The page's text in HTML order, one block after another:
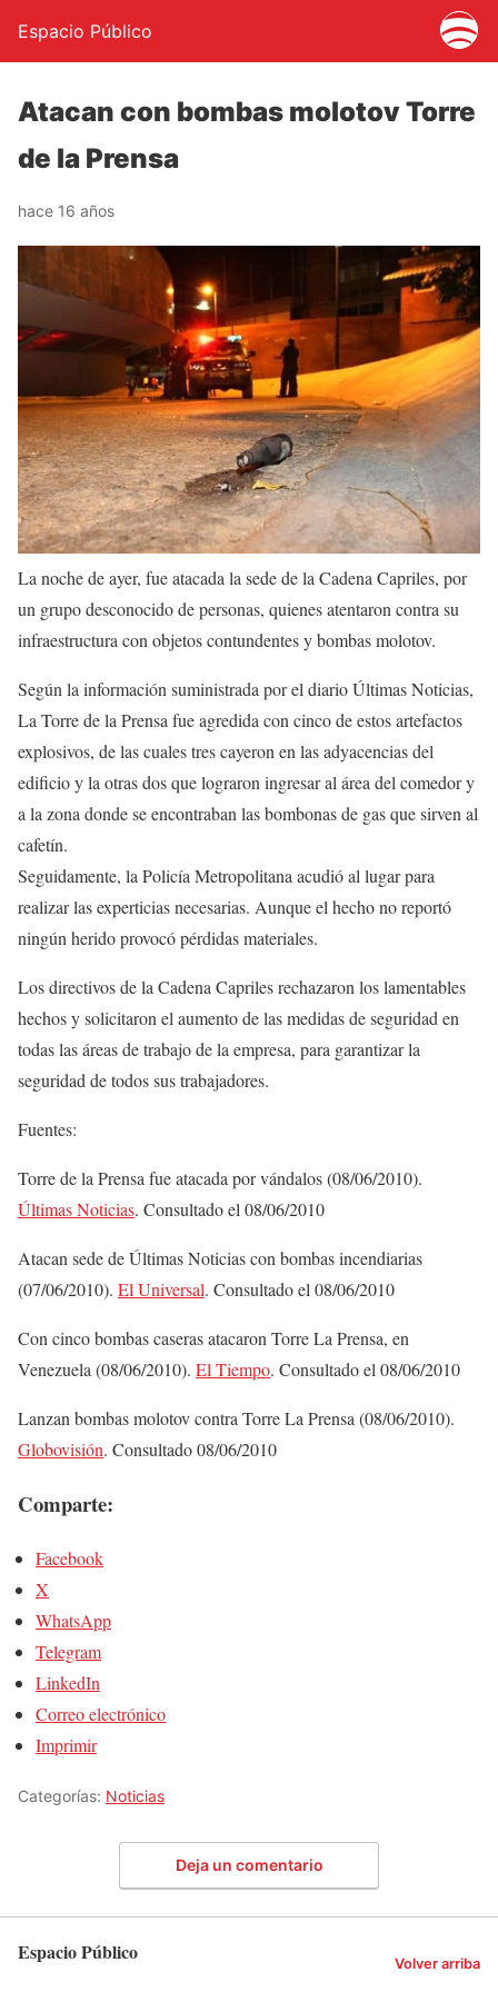
Espacio Público
Atacan con bombas molotov Torre
de la Prensa
hace 16 años
La noche de ayer, fue atacada la sede de la Cadena Capriles, por
un grupo desconocido de personas, quienes atentaron contra su
infraestructura con objetos contundentes y bombas molotov.
Según la información suministrada por el diario Últimas Noticias,
La Torre de la Prensa fue agredida con cinco de estos artefactos
explosivos, de las cuales tres cayeron en las adyacencias del
edificio y la otras dos que lograron ingresar al área del comedor y
a la zona donde se encontraban las bombonas de gas que sirven al
cafetín.
Seguidamente, la Policía Metropolitana acudió al lugar para
realizar las experticias necesarias. Aunque el hecho no reportó
ningún herido provocó pérdidas materiales.
Los directivos de la Cadena Capriles rechazaron los lamentables
hechos y solicitaron el aumento de las medidas de seguridad en
todas las áreas de trabajo de la empresa, para garantizar la
seguridad de todos sus trabajadores.
Fuentes:
Torre de la Prensa fue atacada por vándalos (08/06/2010).
Últimas Noticias. Consultado el 08/06/2010
Atacan sede de Últimas Noticias con bombas incendiarias
(07/06/2010). El Universal. Consultado el 08/06/2010
Con cinco bombas caseras atacaron Torre La Prensa, en
Venezuela (08/06/2010). El Tiempo. Consultado el 08/06/2010
Lanzan bombas molotov contra Torre La Prensa (08/06/2010).
Globovisión. Consultado 08/06/2010
Comparte:
Facebook
X
WhatsApp
Telegram
LinkedIn
Correo electrónico
Imprimir
Categorías: Noticias
Deja un comentario
Espacio Público Volver arriba